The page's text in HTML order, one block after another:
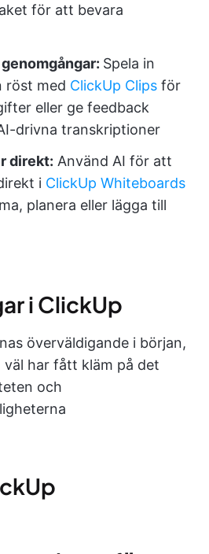
för att bevara
Spela in
röst med ClickUp Clips för
eller ge feedback
drivna transkriptioner
direkt: Använd AI för att
i ClickUp Whiteboards
planera eller lägga till
i ClickUp
överväldigande i början,
väl har fått kläm på det
och